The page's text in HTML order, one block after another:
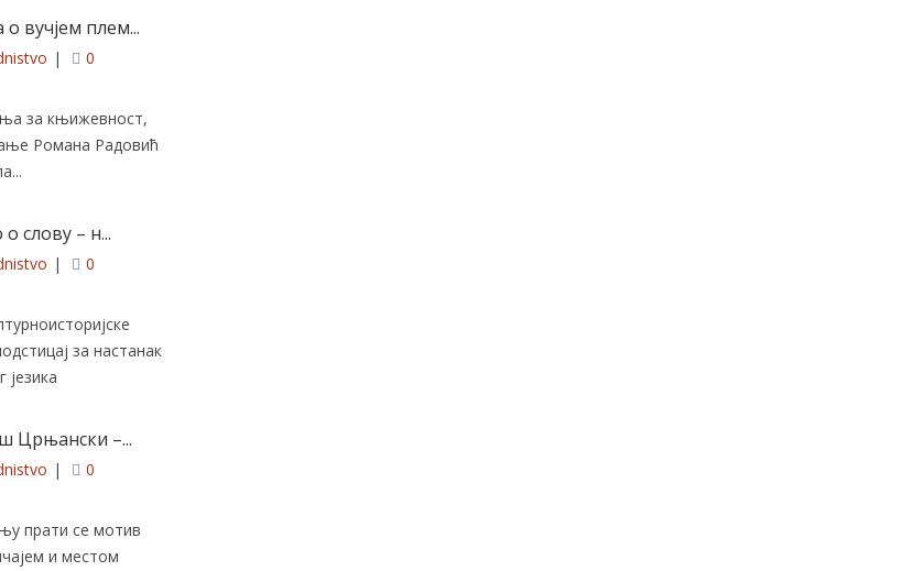
вучјем плем...
| 0
за књижевност,
Романа Радовић
слову – н...
| 0
за настанак
језика
Црњански –...
| 0
прати се мотив
и местом